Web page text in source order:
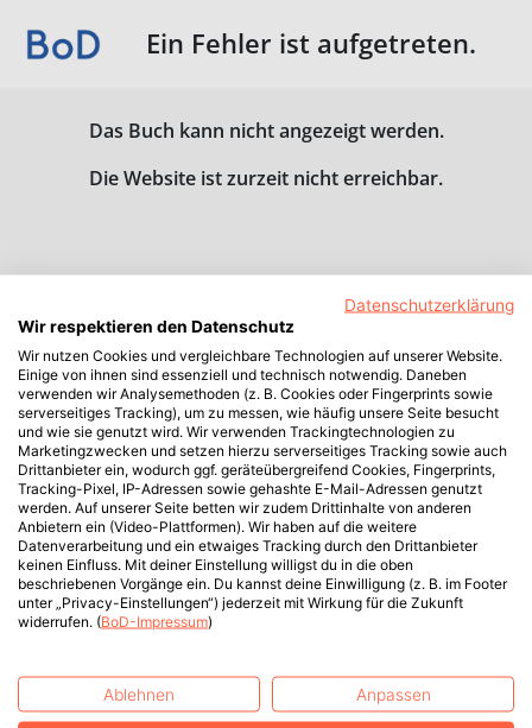
Ein Fehler ist aufgetreten.
Das Buch kann nicht angezeigt werden.
Die Website ist zurzeit nicht erreichbar.
Datenschutzerklärung
Wir respektieren den Datenschutz
Wir nutzen Cookies und vergleichbare Technologien auf unserer Website.
Einige von ihnen sind essenziell und technisch notwendig. Daneben
verwenden wir Analysemethoden (z. B. Cookies oder Fingerprints sowie
serverseitiges Tracking), um zu messen, wie häufig unsere Seite besucht
und wie sie genutzt wird. Wir verwenden Trackingtechnologien zu
Marketingzwecken und setzen hierzu serverseitiges Tracking sowie auch
Drittanbieter ein, wodurch ggf. geräteübergreifend Cookies, Fingerprints,
Tracking-Pixel, IP-Adressen sowie gehashte E-Mail-Adressen genutzt
werden. Auf unserer Seite betten wir zudem Drittinhalte von anderen
Anbietern ein (Video-Plattformen). Wir haben auf die weitere
Datenverarbeitung und ein etwaiges Tracking durch den Drittanbieter
keinen Einfluss. Mit deiner Einstellung willigst du in die oben
beschriebenen Vorgänge ein. Du kannst deine Einwilligung (z. B. im Footer
unter „Privacy-Einstellungen“) jederzeit mit Wirkung für die Zukunft
widerrufen. (BoD-Impressum)
Ablehnen Anpassen